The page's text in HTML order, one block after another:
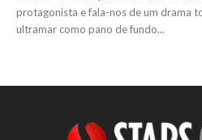
protagonista e fala-nos de um drama
ultramar como pano de fundo...